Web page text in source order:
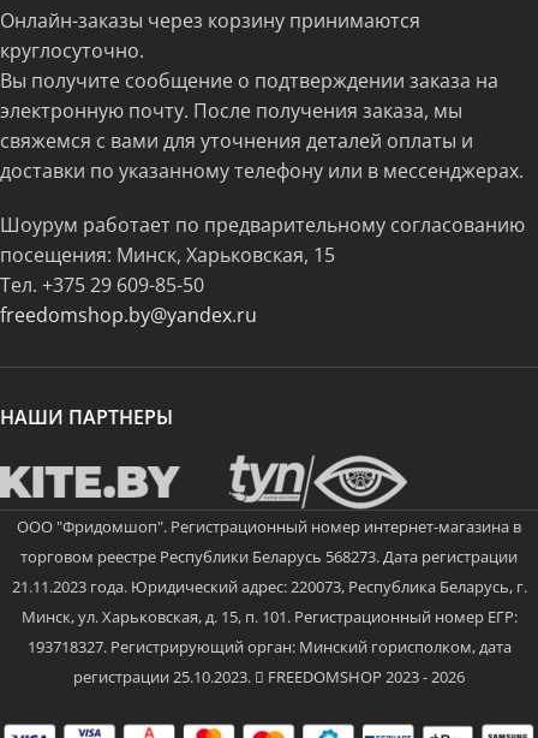
Онлайн-заказы через корзину принимаются
круглосуточно.
Вы получите сообщение о подтверждении заказа на
электронную почту. После получения заказа, мы
свяжемся с вами для уточнения деталей оплаты и
доставки по указанному телефону или в мессенджерах.
Шоурум работает по предварительному согласованию
посещения: Минск, Харьковская, 15
Тел. +375 29 609-85-50
freedomshop.by@yandex.ru
НАШИ ПАРТНЕРЫ
ООО "Фридомшоп". Регистрационный номер интернет-магазина в
торговом реестре Республики Беларусь 568273. Дата регистрации
21.11.2023 года. Юридический адрес: 220073, Республика Беларусь, г.
Минск, ул. Харьковская, д. 15, п. 101. Регистрационный номер ЕГР:
193718327. Регистрирующий орган: Минский горисполком, дата
регистрации 25.10.2023.
FREEDOMSHOP 2023 - 2026